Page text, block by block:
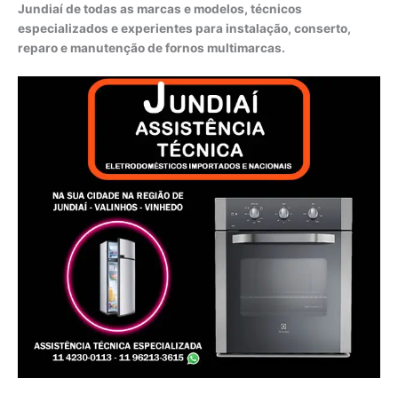
Jundiaí de todas as marcas e modelos, técnicos
especializados e experientes para instalação, conserto,
reparo e manutenção de fornos multimarcas.